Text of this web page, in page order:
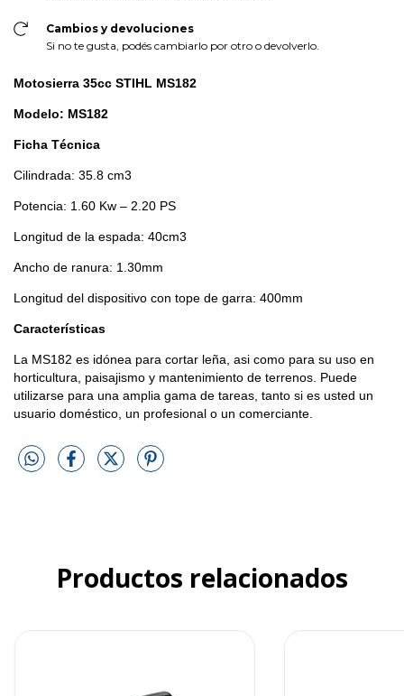
Cambios y devoluciones
Si no te gusta, podés cambiarlo por otro o devolverlo.
Motosierra 35cc STIHL MS182
Modelo: MS182
Ficha Técnica
Cilindrada: 35.8 cm3
Potencia: 1.60 Kw – 2.20 PS
Longitud de la espada: 40cm3
Ancho de ranura: 1.30mm
Longitud del dispositivo con tope de garra: 400mm
Características
La MS182 es idónea para cortar leña, asi como para su uso en
horticultura, paisajismo y mantenimiento de terrenos. Puede
utilizarse para una amplia gama de tareas, tanto si es usted un
usuario doméstico, un profesional o un comerciante.
Productos relacionados